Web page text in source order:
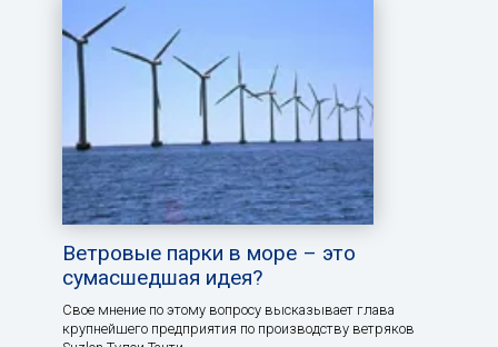
Ветровые парки в море – это
сумасшедшая идея?
Свое мнение по этому вопросу высказывает глава
крупнейшего предприятия по производству ветряков